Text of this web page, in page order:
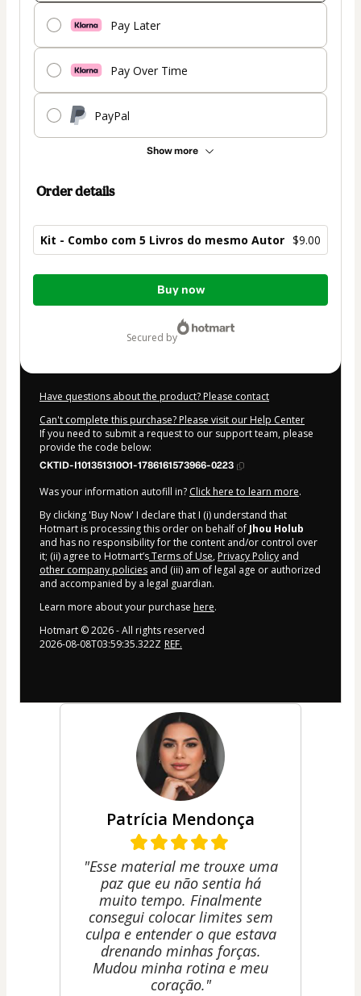
Pay Later
Pay Over Time
PayPal
Show more
Order details
Kit - Combo com 5 Livros do mesmo Autor $9.00
Total
Buy now
secured by
Have questions about the product? Please contact
Can't complete this purchase? Please visit our Help Center
If you need to submit a request to our support team, please
provide the code below:
CKTID-I101351310O1-1786161573966-0223
Was your information autofill in? Click here to learn more.
By clicking 'Buy Now' I declare that I (i) understand that
Hotmart is processing this order on behalf ofJhou Holub
and has no responsibility for the content and/or control over
it; (ii) agree to Hotmart’sTerms of Use, Privacy Policy and
other company policies and (iii) am of legal age or authorized
and accompanied by a legal guardian.
Learn more about your purchase here.
Hotmart ©2026- All rights reserved
2026-08-08T03:59:35.322Z REF.
Patrícia Mendonça
"Esse material me trouxe uma
paz que eu não sentia há
muito tempo. Finalmente
consegui colocar limites sem
culpa e entender o que estava
drenando minhas forças.
Mudou minha rotina e meu
coração."